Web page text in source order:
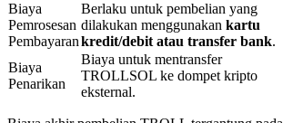
Pinjaman
Layanan pinjaman yang didukung Crypto
Biaya
Pemrosesan
Pembayaran
Berlaku untuk pembelian yang
dilakukan menggunakan kartu
kredit/debit atau transfer bank.
Biaya
Penarikan
Biaya untuk mentransfer
TROLLSOL ke dompet kripto
eksternal.